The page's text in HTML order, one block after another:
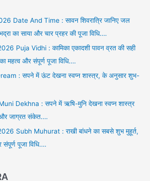
Date And Time : सावन शिवरात्रि जानिए जल
का साया और चार प्रहर की पूजा विधि….
Puja Vidhi : कामिका एकादशी पावन व्रत की सही
महत्व और संपूर्ण पूजा विधि….
: सपने में ऊंट देखना स्वप्न शास्त्र, के अनुसार शुभ-
Dekhna : सपने में ऋषि-मुनि देखना स्वप्न शास्त्र
जाग्रत संकेत….
Subh Muhurat : राखी बांधने का सबसे शुभ मुहूर्त,
संपूर्ण पूजा विधि….